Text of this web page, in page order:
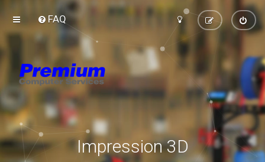
FAQ
Impression 3D